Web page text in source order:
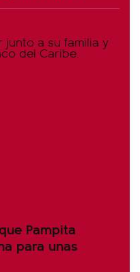
Pampita
para unas